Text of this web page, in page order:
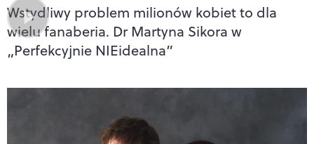
Wstydliwy problem milionów kobiet to dla
wielu fanaberia. Dr Martyna Sikora w
„Perfekcyjnie NIEidealna”